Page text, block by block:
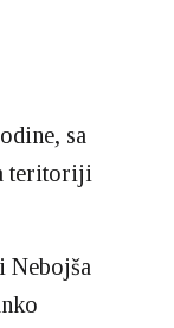
sa
teritoriji
Nebojša